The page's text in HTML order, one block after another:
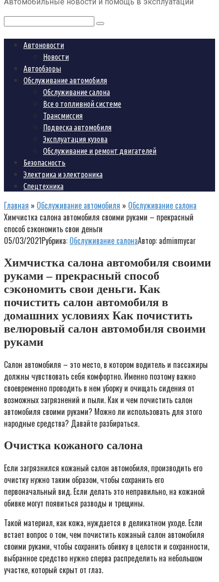
Поиск:
Автоновости
Новости
Автообзоры
Обслуживание автомобиля
Обслуживание салона
Все о топливной системе
Трансмиссия
Подвеска автомобиля
Эксплуатация кузова
Обслуживание и ремонт двигателей
Безопасность
Электрика и электроника
Спецтехника
Главная » Обслуживание автомобиля » Обслуживание салона
Химчистка салона автомобиля своими руками – прекрасный
способ сэкономить свои деньги
05/03/2021Рубрика: Обслуживание салонаАвтор: adminmycar
Химчистка салона автомобиля своими
руками – прекрасный способ
сэкономить свои деньги. Как
почистить салон автомобиля в
домашних условиях Как почистить
велюровый салон автомобиля своими
руками
Салон автомобиля – это место, в котором водитель и пассажиры
должны чувствовать себя комфортно. Именно поэтому важно
своевременно проводить в нем уборку и очищать сидения от
возможных загрязнений и пыли. Как и чем почистить салон
автомобиля своими руками? Можно ли использовать для этого
народные средства? Давайте разбираться.
Очистка кожаного салона
Если загрязнился кожаный салон автомобиля, производить его
очистку нужно таким образом, чтобы сохранить его
первоначальный вид. Если делать это неправильно, на кожаной
обивке могут появиться разводы и трещины.
Такой материал, как кожа, нуждается в деликатном уходе. Если
встает вопрос о том, чем почистить кожаный салон автомобиля
своими руками, чтобы сохранить обивку в целости и сохранности,
выбранное средство нужно сперва распределить на небольшом
участке, который скрыт от глаз.